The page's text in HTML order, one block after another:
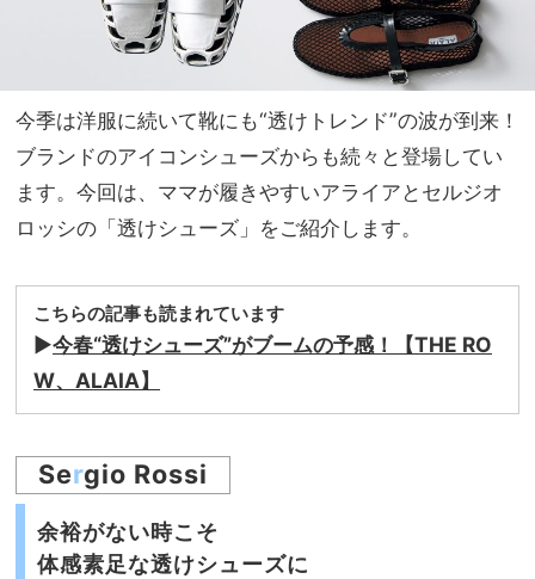
と小
物」
集め
まし
た！
今季は洋服に続いて靴にも“透けトレンド”の波が到来！
ブランドのアイコンシューズからも続々と登場してい
ます。今回は、ママが履きやすいアライアとセルジオ
ロッシの「透けシューズ」をご紹介します。
こちらの記事も読まれています
▶︎今春“透けシューズ”がブームの予感！【THE RO
W、ALAIA】
Sergio Rossi
余裕がない時こそ
体感素足な透けシューズに